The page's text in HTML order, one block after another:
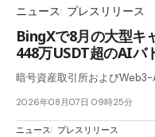
ニュース プレスリリース
BingXで8月の大型キ
448万USDT超のAIバ
暗号資産取引所および
2026年08月07日 09時25分
ニュース プレスリリース